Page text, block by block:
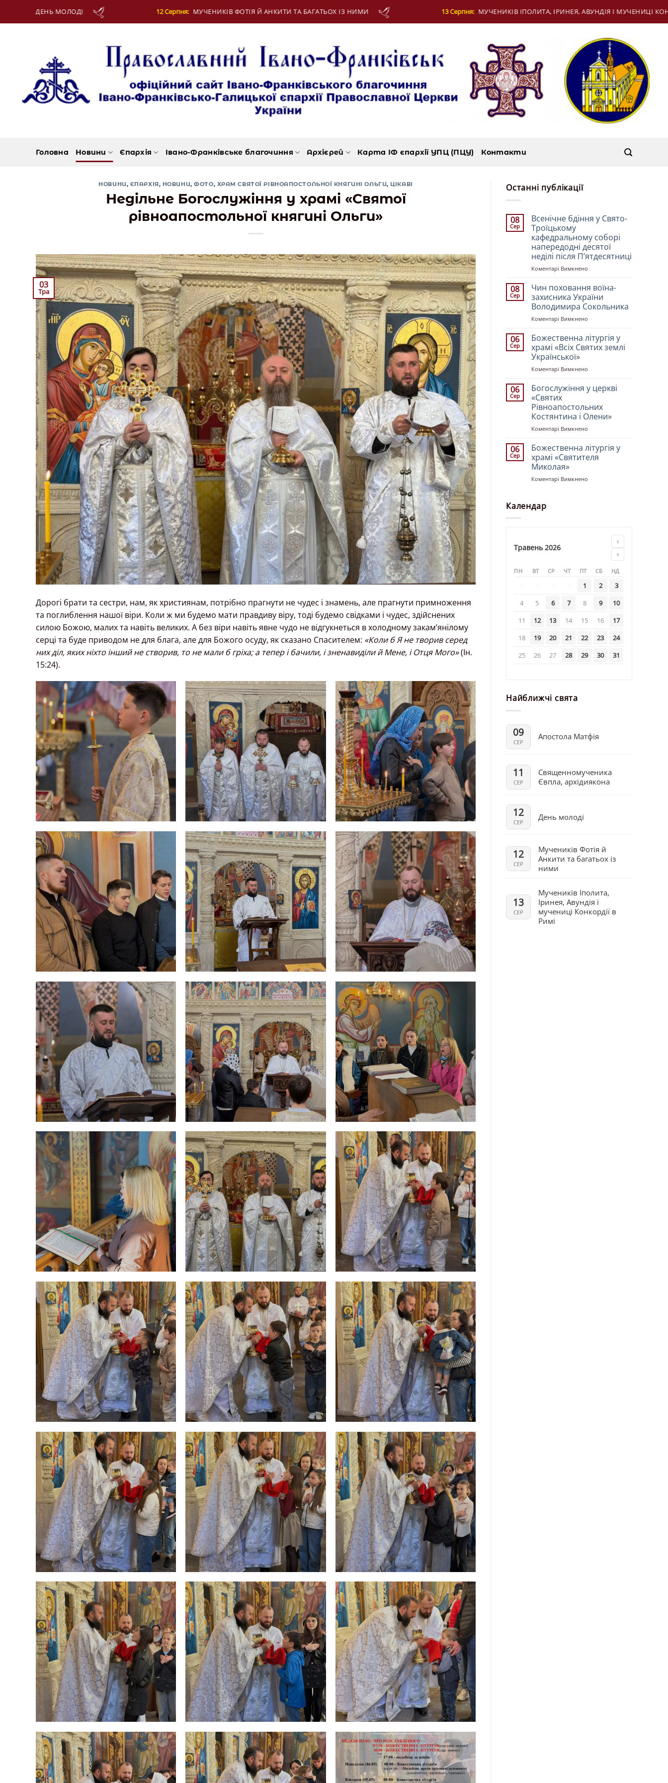
МУЧЕНИКІВ ФОТІЯ Й АНКИТИ ТА БАГАТЬОХ ІЗ НИМИ 13 Серпня: МУЧЕНИКІВ ІПОЛИТА, ІРИНЕЯ, АВУНДІЯ І МУЧЕНИЦІ КОНКОРДІЇ В РИМІ 13 Серпня:
Головна Новини Єпархія Івано-Франківське благочиння Архієрей Карта ІФ єпархії УПЦ (ПЦУ) Контакти
НОВИНИ, ЄПАРХІЯ, НОВИНИ,ФОТО, ХРАМ СВЯТОЇ РІВНОАПОСТОЛЬНОЇ КНЯГИНІ ОЛЬГИ, ЦІКАВІ
Недільне Богослужіння у храмі «Святої
рівноапостольної княгині Ольги»
03
Тра
Дорогі брати та сестри, нам, як християнам, потрібно прагнути не чудес і знамень, але прагнути примноження
та поглиблення нашої віри. Коли ж ми будемо мати правдиву віру, тоді будемо свідками і чудес, здійснених
силою Божою, малих та навіть великих. А без віри навіть явне чудо не відгукнеться в холодному закам’янілому
серці та буде приводом не для блага, але для Божого осуду, як сказано Спасителем: «Коли б Я не творив серед
них діл, яких ніхто інший не створив, то не мали б гріха; а тепер і бачили, і зненавиділи й Мене, і Отця Мого»(Ін.
15:24).
Останні публікації
08
Сер
Всенічне бдіння у Свято-
Троїцькому
кафедральному соборі
напередодні десятої
неділі після Пʼятдесятниці
Коментарі Вимкнено
бдіння
Свято-
Троїцькому
напередодні
десятої
неділі
08
Сер
Чин поховання воїна-
захисника України
Володимира Сокольника
Коментарі Вимкнено
поховання
воїна-
захисника
06
Сер
Божественна літургія у
храмі «Всіх Святих землі
Української»
Коментарі Вимкнено
літургія
у
«Всіх
Святих
06
Сер
Богослужіння у церкві
«Святих
Рівноапостольних
Костянтина і Олени»
Коментарі Вимкнено
у
церкві
«Святих
06
Сер
Божественна літургія у
храмі «Святителя
Миколая»
Коментарі Вимкнено
Календар
Травень 2026
‹
›
ПН ВТ СР ЧТ ПТ СБ НД
· · · · 1 2
3
4
5 6 7 8 9
10
11
12 13 14 15 16
17
18
19 20 21 22 23
24
25
26 27 28 29 30 31
Найближчі свята
09
СЕР
Апостола Матфія
11
СЕР
Священномученика
Євпла, архідиякона
12
СЕР
День молоді
12
СЕР
Мучеників Фотія й
Анкити та багатьох із
ними
13
СЕР
Мучеників Іполита,
Іринея, Авундія і
мучениці Конкордії в
Римі